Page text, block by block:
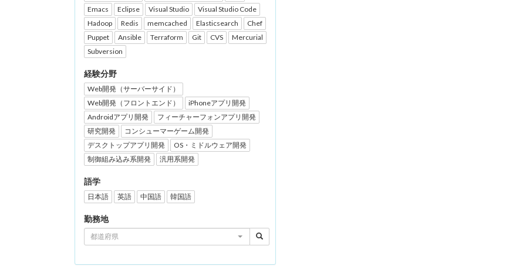
Emacs
Eclipse Visual Studio
Visual Studio Code
Hadoop
Redis memcached Elasticsearch
Chef
Puppet
Ansible Terraform Git CVS
Mercurial
Subversion
経験分野
Web開発（サーバーサイド）
Web開発（フロントエンド）
iPhoneアプリ開発
Androidアプリ開発
フィーチャーフォンアプリ開発
研究開発
コンシューマーゲーム開発
デスクトップアプリ開発
OS・ミドルウェア開発
制御組み込み系開発
汎用系開発
語学
日本語 英語 中国語 韓国語
勤務地
都道府県